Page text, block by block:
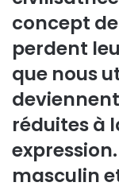
concept
perdent
que nous
réduites à
masculin